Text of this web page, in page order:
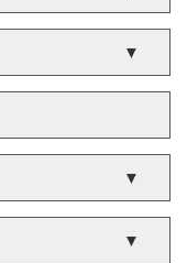
▼
▼
▼